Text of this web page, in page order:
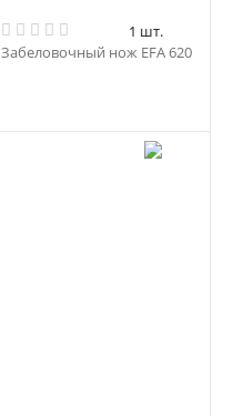
1 шт.
Забеловочный нож EFA 620